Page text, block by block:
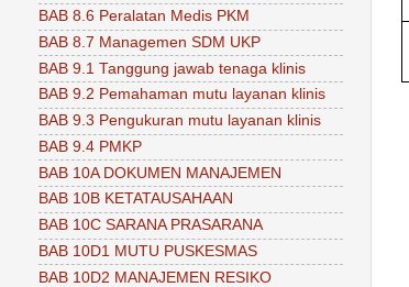
BAB 8.6 Peralatan Medis PKM
BAB 8.7 Managemen SDM UKP
BAB 9.1 Tanggung jawab tenaga klinis
BAB 9.2 Pemahaman mutu layanan klinis
BAB 9.3 Pengukuran mutu layanan klinis
BAB 9.4 PMKP
BAB 10A DOKUMEN MANAJEMEN
BAB 10B KETATAUSAHAAN
BAB 10C SARANA PRASARANA
BAB 10D1 MUTU PUSKESMAS
BAB 10D2 MANAJEMEN RESIKO